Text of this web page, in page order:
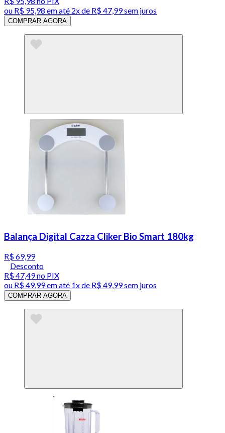
ou R$ 95,98 em até 2x de R$ 47,99 sem juros
COMPRAR AGORA
Balança Digital Cazza Cliker Bio Smart 180kg
R$ 69,99
Desconto
R$ 47,49no PIX
ou R$ 49,99em até 1x de R$ 49,99sem juros
COMPRAR AGORA